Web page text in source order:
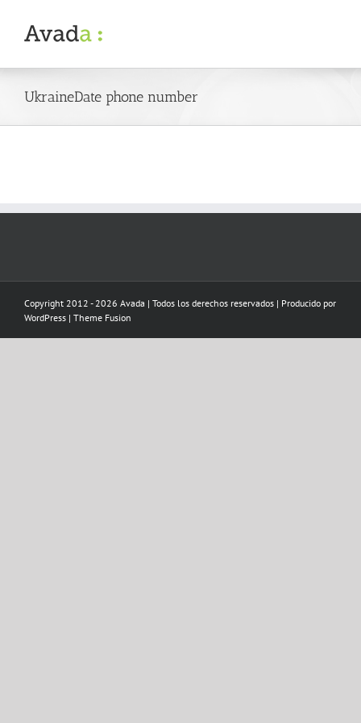
content
UkraineDate phone number
Copyright 2012 - 2026 Avada | Todos los derechos reservados | Producido por
WordPress | Theme Fusion